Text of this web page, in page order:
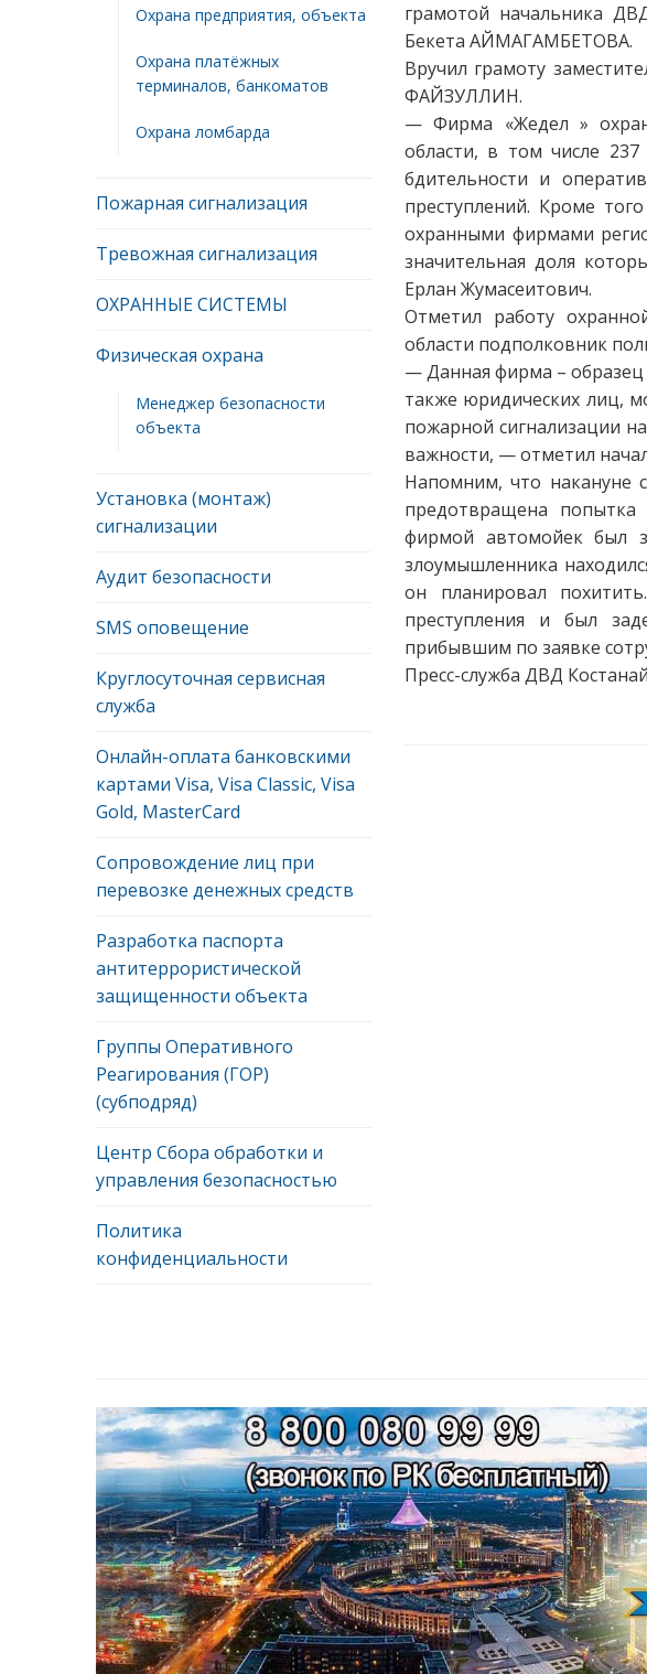
Охрана предприятия, объекта
Охрана платёжных
терминалов, банкоматов
Охрана ломбарда
Пожарная сигнализация
Тревожная сигнализация
ОХРАННЫЕ СИСТЕМЫ
Физическая охрана
Менеджер безопасности
объекта
Установка (монтаж)
сигнализации
Аудит безопасности
SMS оповещение
Круглосуточная сервисная
служба
Онлайн-оплата банковскими
картами Visa, Visa Classic, Visa
Gold, MasterCard
Сопровождение лиц при
перевозке денежных средств
Разработка паспорта
антитеррористической
защищенности объекта
Группы Оперативного
Реагирования (ГОР)
(субподряд)
Центр Сбора обработки и
управления безопасностью
Политика
конфиденциальности
грамотой начальника
Бекета АЙМАГАМБЕТОВА.
Вручил грамоту
ФАЙЗУЛЛИН.
— Фирма «Жедел »
области, в том числе
бдительности и
преступлений. Кроме
охранными фирмами
значительная доля
Ерлан Жумасеитович.
Отметил работу
области подполковник
— Данная фирма – образец
также юридических лиц,
пожарной сигнализации
важности, — отметил
Напомним, что накануне
предотвращена
фирмой автомойек был
злоумышленника
он планировал
преступления и был
прибывшим по заявке
Пресс-служба ДВД